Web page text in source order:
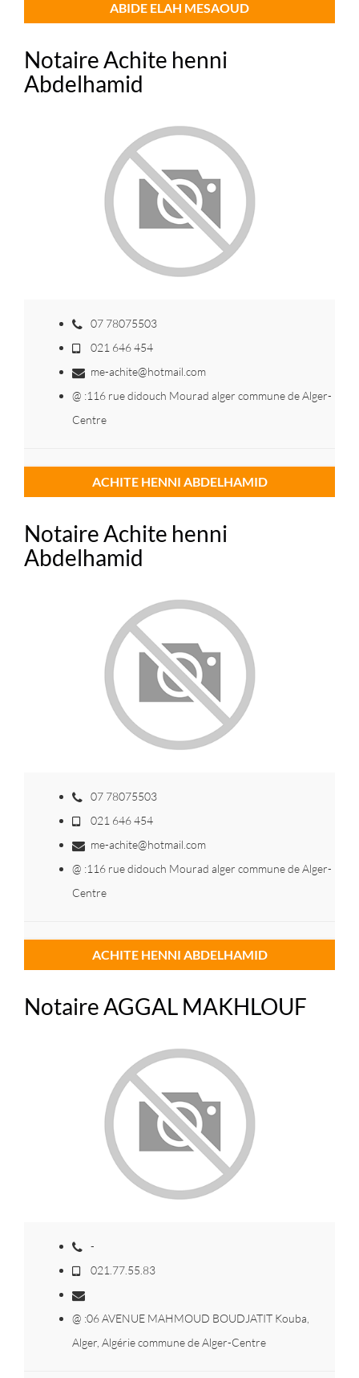
ABIDE ELAH MESAOUD
Notaire Achite henni
Abdelhamid
07 78075503
021 646 454
me-achite@hotmail.com
@ :116 rue didouch Mourad alger commune de Alger-
Centre
ACHITE HENNI ABDELHAMID
Notaire Achite henni
Abdelhamid
07 78075503
021 646 454
me-achite@hotmail.com
@ :116 rue didouch Mourad alger commune de Alger-
Centre
ACHITE HENNI ABDELHAMID
Notaire AGGAL MAKHLOUF
-
021.77.55.83
@ :06 AVENUE MAHMOUD BOUDJATIT Kouba,
Alger, Algérie commune de Alger-Centre